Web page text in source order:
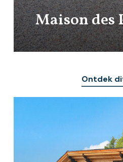
Maison des
Ontdek